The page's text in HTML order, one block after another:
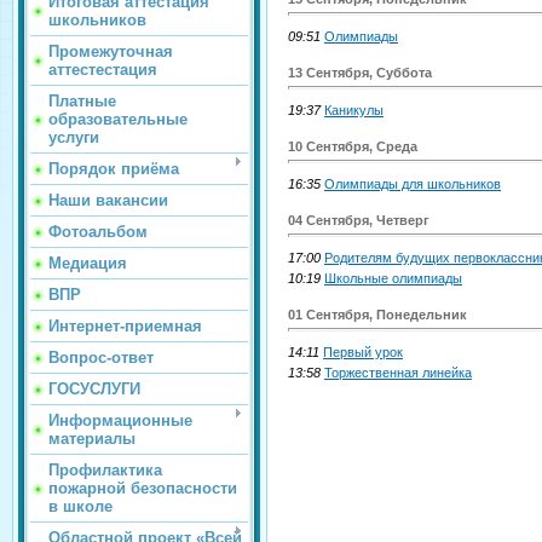
школьников
Промежуточная
аттестестация
Платные
образовательные
услуги
Порядок приёма
Наши вакансии
Фотоальбом
Медиация
ВПР
Интернет-приемная
Вопрос-ответ
ГОСУСЛУГИ
Информационные
материалы
Профилактика
пожарной безопасности
в школе
Областной проект «Всей
09:51 Олимпиады
13 Сентября, Суббота
19:37 Каникулы
10 Сентября, Среда
16:35 Олимпиады для школьников
04 Сентября, Четверг
17:00 Родителям будущих
10:19 Школьные олимпиады
01 Сентября, Понедельник
14:11 Первый урок
13:58 Торжественная линейка